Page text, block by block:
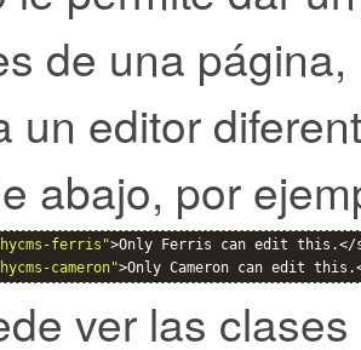
de una
un editor
abajo, por
ferris">Only Ferris can edit this.</
cameron">Only Cameron can edit
ver las